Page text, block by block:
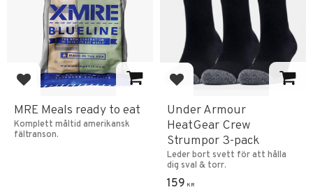
Add to favorites
MRE Meals ready to eat
Komplett måltid amerikansk
fältranson.
Add to favorites
Under Armour
HeatGear Crew
Strumpor 3-pack
Leder bort svett för att hålla
dig sval & torr.
159 KR